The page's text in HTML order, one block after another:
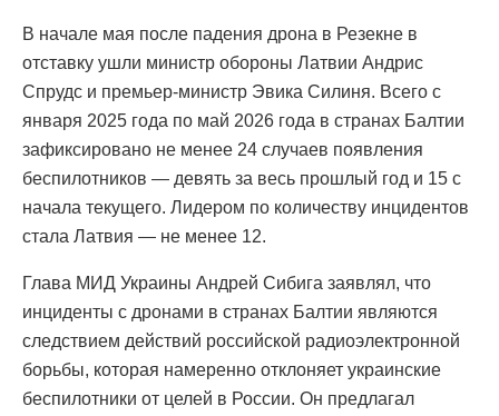
В начале мая после падения дрона в Резекне в
отставку ушли министр обороны Латвии Андрис
Спрудс и премьер-министр Эвика Силиня. Всего с
января 2025 года по май 2026 года в странах Балтии
зафиксировано не менее 24 случаев появления
беспилотников — девять за весь прошлый год и 15 с
начала текущего. Лидером по количеству инцидентов
стала Латвия — не менее 12.
Глава МИД Украины Андрей Сибига заявлял, что
инциденты с дронами в странах Балтии являются
следствием действий российской радиоэлектронной
борьбы, которая намеренно отклоняет украинские
беспилотники от целей в России. Он предлагал